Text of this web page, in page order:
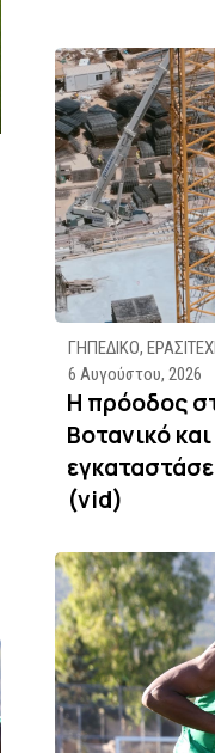
ΓΗΠΕΔΙΚΟ,
6 Αυγούστου, 2026
Η πρόοδος
Βοτανικό
(vid)